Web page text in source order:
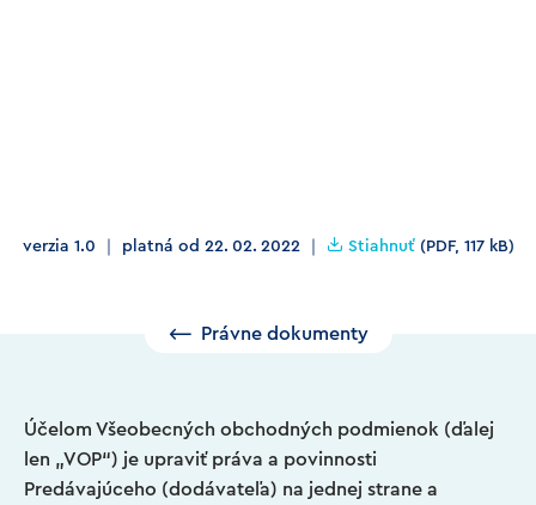
verzia 1.0 ｜ platná od 22. 02. 2022 ｜ Stiahnuť(PDF, 117 kB)
⟵ Právne dokumenty
Účelom Všeobecných obchodných podmienok (ďalej
len „VOP“) je upraviť práva a povinnosti
Predávajúceho (dodávateľa) na jednej strane a